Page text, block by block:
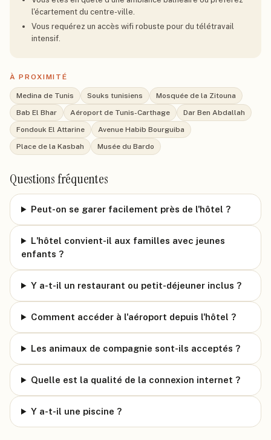
l'écartement du centre-ville.
Vous requérez un accès wifi robuste pour du télétravail
intensif.
À PROXIMITÉ
Medina de Tunis Souks tunisiens
Mosquée de la Zitouna
Bab El Bhar
Aéroport de Tunis-Carthage
Dar Ben Abdallah
Fondouk El Attarine
Avenue Habib Bourguiba
Place de la Kasbah
Musée du Bardo
Questions fréquentes
Peut-on se garer facilement près de l'hôtel ?
L'hôtel convient-il aux familles avec jeunes
enfants ?
Y a-t-il un restaurant ou petit-déjeuner inclus ?
Comment accéder à l'aéroport depuis l'hôtel ?
Les animaux de compagnie sont-ils acceptés ?
Quelle est la qualité de la connexion internet ?
Y a-t-il une piscine ?